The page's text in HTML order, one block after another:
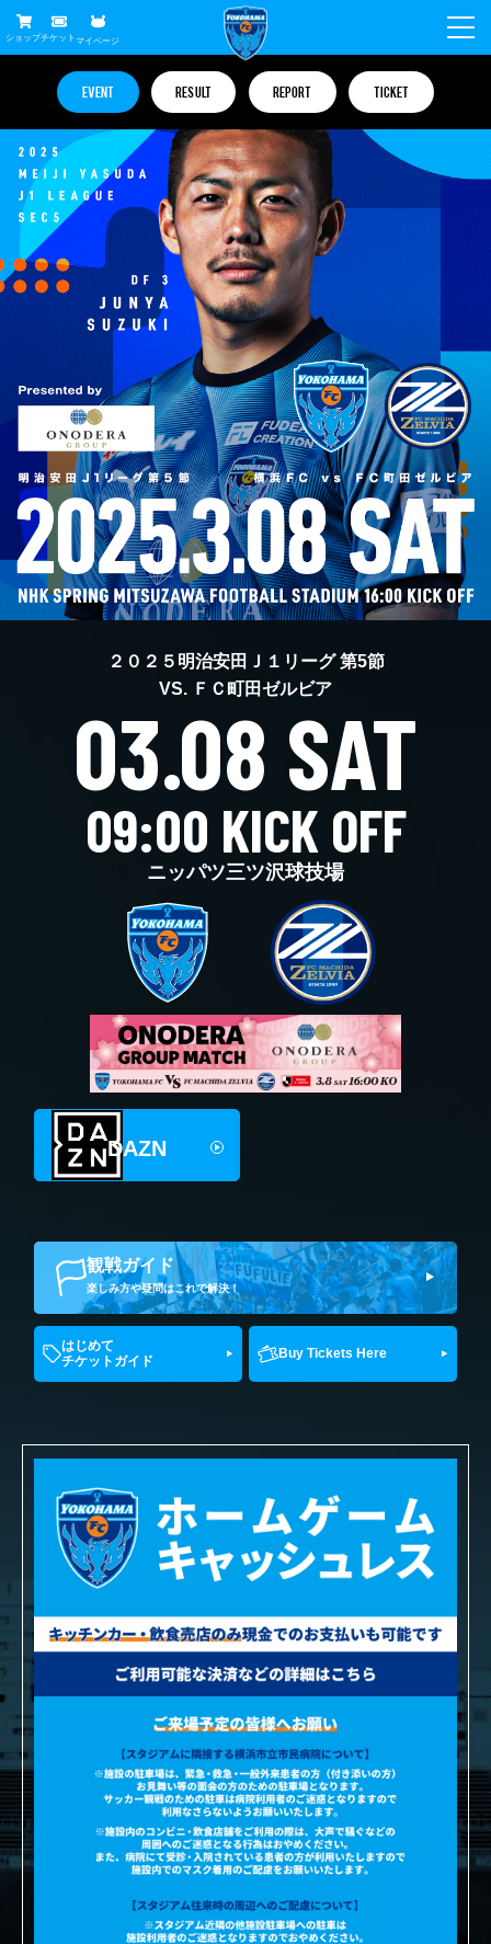
ショップチケット マイページ
ニュース
グッズ
ホームタウン
トップチーム
クラブ
アカデミー
試合日程
順位表
チケット
チケットガイド
席種・価格表
チケット購入方法
販売スケジュール
ニッパツシート
Buy Ticket Here
チーム
選手・スタッフ
練習見学について
観戦ガイド
試合会場アクセス
観戦ルール・マナー
クラブ概要
フリ丸のページ
ヒストリー
サステナビリティ
ホームタウン活動
ニッパツ横浜FCシーガルズ
ゲームスチュワード
学生インターンシップ
ファン
横浜FC公式オンラインショップ
クラブメンバー
スタータークラブ
スペシャルコンテンツ
アカデミー
育成ビジョン
試合日程・結果
アカデミー選手
アカデミースタッフ
フェニックスクラブ
サッカースクール
チアスクール
パートナー
パートナー一覧
あしながドリーム基金
お問い合わせ
お問い合わせ
EVENT RESULT REPORT TICKET
２０２５明治安田Ｊ１リーグ 第5節
VS. ＦＣ町田ゼルビア
03.08 SAT
09:00 KICK OFF
ニッパツ三ツ沢球技場
DAZN
観戦ガイド
楽しみ方や疑問はこれで解決！
はじめて
チケットガイド
Buy Tickets Here